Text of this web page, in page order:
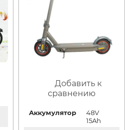
Добавить к
сравнению
Аккумулятор
48V
15Ah